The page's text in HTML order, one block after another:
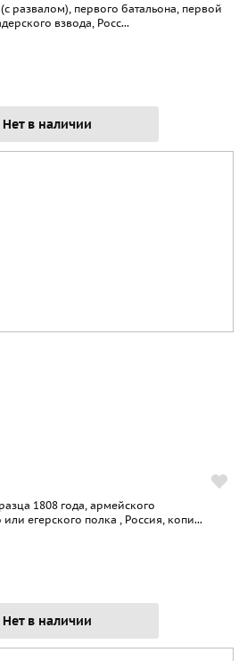
развалом), первого батальона, первой
взвода, Росс...
Нет в наличии
1808 года, армейского
или егерского полка , Россия, копи...
Нет в наличии